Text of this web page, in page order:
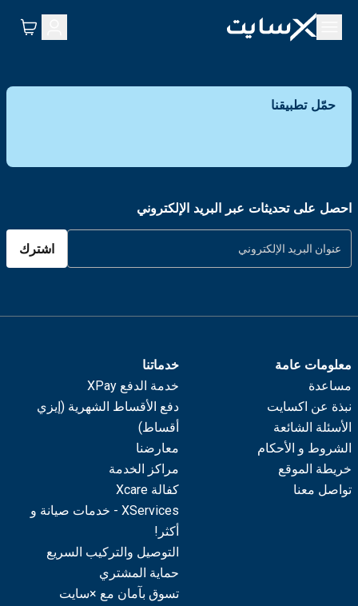
حمّل تطبيقنا
احصل على تحديثات عبر البريد الإلكتروني
اشترك
معلومات عامة
مساعدة
نبذة عن اكسايت
الأسئلة الشائعة
الشروط و الأحكام
خريطة الموقع
تواصل معنا
خدماتنا
خدمة الدفع XPay
دفع الأقساط الشهرية (إيزي
أقساط)
معارضنا
مراكز الخدمة
كفالة Xcare
XServices - خدمات صيانة و
أكثر!
التوصيل والتركيب السريع
حماية المشتري
تسوق بآمان مع ×سايت